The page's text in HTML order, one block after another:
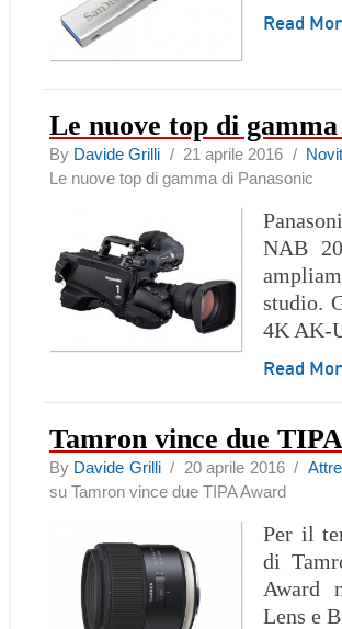
Read
Le nuove top di
By Davide Grilli / 21 aprile 2016 /
Le nuove top di gamma di Panasonic
NAB
studio.
4K AK-
Read
Tamron vince due
By Davide Grilli/ 20 aprile 2016 /
su Tamron vince due TIPA Award
Per il
di
Award
Lens e